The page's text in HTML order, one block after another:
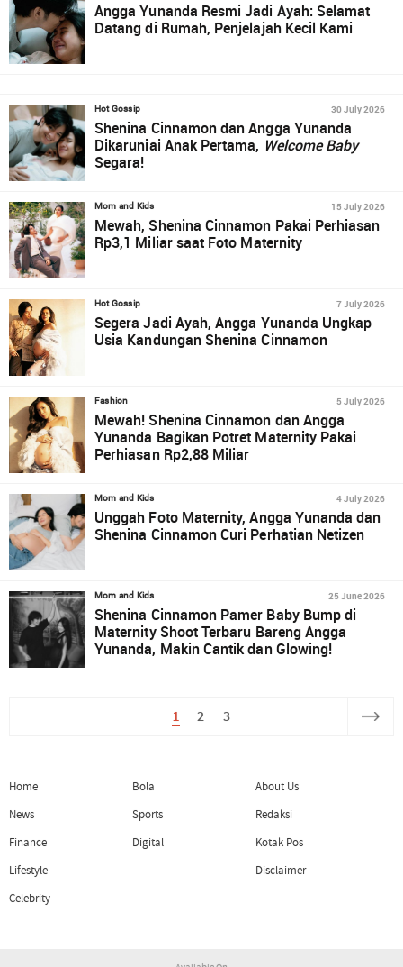
Angga Yunanda Resmi Jadi Ayah: Selamat
Datang di Rumah, Penjelajah Kecil Kami
Hot Gossip 30 July 2026
Shenina Cinnamon dan Angga Yunanda
Dikaruniai Anak Pertama, Welcome Baby
Segara!
Mom and Kids 15 July 2026
Mewah, Shenina Cinnamon Pakai Perhiasan
Rp3,1 Miliar saat Foto Maternity
Hot Gossip 7 July 2026
Segera Jadi Ayah, Angga Yunanda Ungkap
Usia Kandungan Shenina Cinnamon
Fashion 5 July 2026
Mewah! Shenina Cinnamon dan Angga
Yunanda Bagikan Potret Maternity Pakai
Perhiasan Rp2,88 Miliar
Mom and Kids 4 July 2026
Unggah Foto Maternity, Angga Yunanda dan
Shenina Cinnamon Curi Perhatian Netizen
Mom and Kids 25 June 2026
Shenina Cinnamon Pamer Baby Bump di
Maternity Shoot Terbaru Bareng Angga
Yunanda, Makin Cantik dan Glowing!
1 2 3
Home
News
Finance
Lifestyle
Celebrity
Bola
Sports
Digital
About Us
Redaksi
Kotak Pos
Disclaimer